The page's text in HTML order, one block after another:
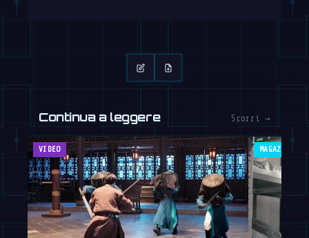
Continua a leggere Scorri →
VIDEO MAGAZINE